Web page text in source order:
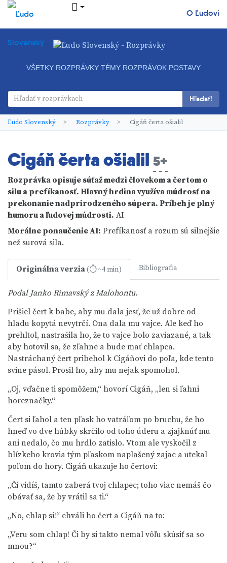
O Ľudovi
VŠETKY ROZPRÁVKY TÉMY ROZPRÁVOK POSTAVY
Hľadať!
Ľudo Slovenský Rozprávky Cigáň čerta ošialil
Cigáň čerta ošialil 5+
Rozprávka opisuje súťaž medzi človekom a čertom o
silu a prefíkanosť. Hlavný hrdina využíva múdrosť na
prekonanie nadprirodzeného súpera. Príbeh je plný
humoru a ľudovej múdrosti. AI
Morálne ponaučenieAI: Prefíkanosť a rozum sú silnejšie
než surová sila.
Originálna verzia(⏱ ~4 min) Bibliografia
Podal Janko Rimavský z Malohontu.
Prišiel čert k babe, aby mu dala jesť, že už dobre od
hladu kopytá nevytrčí. Ona dala mu vajce. Ale keď ho
prehltol, nastrašila ho, že to vajce bolo zaviazané, a tak
aby hotovil sa, že zľahne a bude mať chlapca.
Nastráchaný čert pribehol k Cigáňovi do poľa, kde tento
svine pásol. Prosil ho, aby mu nejak spomohol.
„Oj, vďačne ti spomôžem,“ hovorí Cigáň, „len si ľahni
horeznačky.“
Čert si ľahol a ten pľask ho vatráľom po bruchu, že ho
hneď vo dve húbky skrčilo od toho úderu a zjajknúť mu
ani nedalo, čo mu hrdlo zatislo. Vtom ale vyskočil z
blízkeho krovia tým pľaskom naplašený zajac a utekal
poľom do hory. Cigáň ukazuje ho čertovi:
„Či vidíš, tamto zaberá tvoj chlapec; toho viac nemáš čo
obávať sa, že by vrátil sa ti.“
„No, chlap si!“ chváli ho čert a Cigáň na to:
„Veru som chlap! Či by si takto nemal vôľu skúsiť sa so
mnou?“